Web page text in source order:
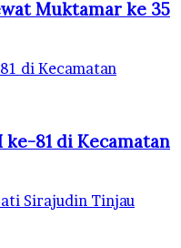
Muktamar ke 35
di Kecamatan
ke-81 di Kecamatan
Sirajudin Tinjau